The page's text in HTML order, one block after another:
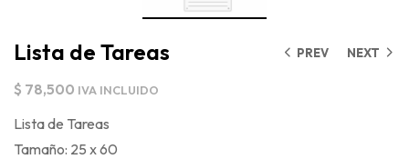
PREV NEXT
Lista de Tareas
$ 78,500 IVA INCLUIDO
Lista de Tareas
Tamaño: 25 x 60